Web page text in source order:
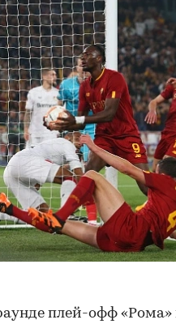
плей-офф «Рома»